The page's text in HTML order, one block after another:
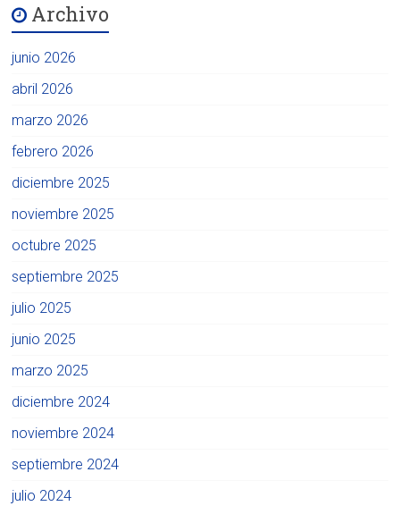
Archivo
junio 2026
abril 2026
marzo 2026
febrero 2026
diciembre 2025
noviembre 2025
octubre 2025
septiembre 2025
julio 2025
junio 2025
marzo 2025
diciembre 2024
noviembre 2024
septiembre 2024
julio 2024